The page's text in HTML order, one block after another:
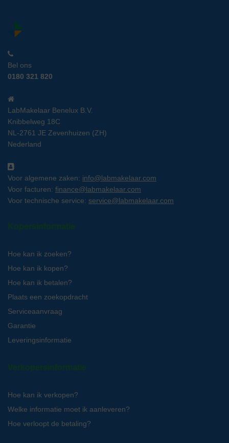
Bel ons
0180 321 820
LabMakelaar Benelux B.V.
Knibbelweg 18C
NL-2761 JE Zevenhuizen (ZH)
Nederland
Voor algemene zaken: info@labmakelaar.com
Voor facturen: finance@labmakelaar.com
Voor technische service: service@labmakelaar.com
Kopersinformatie
Hoe kan ik zoeken?
Hoe kan ik kopen?
Hoe kan ik betalen?
Plaats een zoekopdracht
Serviceaanvraag
Garantie
Leveringsinformatie
Verkopersinformatie
Hoe kan ik verkopen?
Welke informatie moet ik aanleveren?
Hoe verloopt de betaling?